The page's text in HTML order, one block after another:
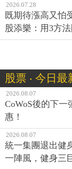
2026.07.28
既期待漲高又怕
股添樂：用3方
股票 ‧ 今日最
2026.08.07
CoWoS後的下一
惠！
2026.08.07
統一集團退出健
一陣風，健身三